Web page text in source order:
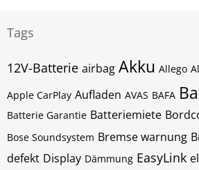
Tags
12V-Batterie airbag Akku Allego
Apple CarPlay Aufladen AVAS BAFA
Batterie Garantie Batteriemiete
Bose Soundsystem Bremse warnung
defekt Display Dämmung EasyLink